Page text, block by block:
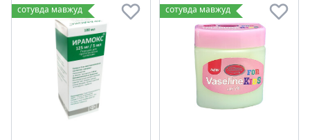
сотувда мавжуд сотувда мавжуд